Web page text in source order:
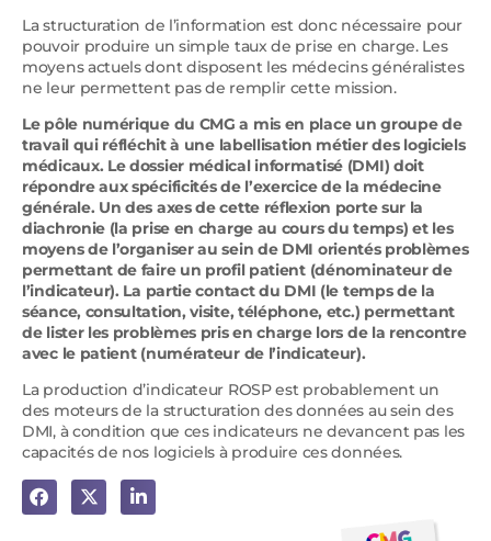
La structuration de l’information est donc nécessaire pour
pouvoir produire un simple taux de prise en charge. Les
moyens actuels dont disposent les médecins généralistes
ne leur permettent pas de remplir cette mission.
Le pôle numérique du CMG a mis en place un groupe de
travail qui réfléchit à une labellisation métier des logiciels
médicaux. Le dossier médical informatisé (DMI) doit
répondre aux spécificités de l’exercice de la médecine
générale. Un des axes de cette réflexion porte sur la
diachronie (la prise en charge au cours du temps) et les
moyens de l’organiser au sein de DMI orientés problèmes
permettant de faire un profil patient (dénominateur de
l’indicateur). La partie contact du DMI (le temps de la
séance, consultation, visite, téléphone, etc.) permettant
de lister les problèmes pris en charge lors de la rencontre
avec le patient (numérateur de l’indicateur).
La production d’indicateur ROSP est probablement un
des moteurs de la structuration des données au sein des
DMI, à condition que ces indicateurs ne devancent pas les
capacités de nos logiciels à produire ces données.